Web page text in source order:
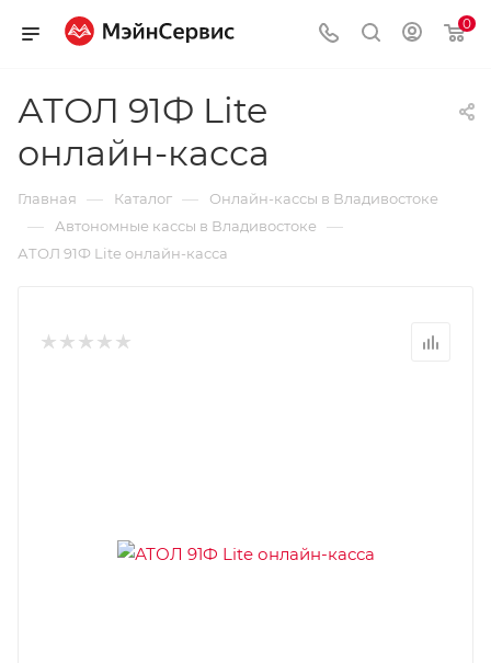
0
АТОЛ 91Ф Lite
онлайн-касса
Главная — Каталог — Онлайн-кассы в Владивостоке
— Автономные кассы в Владивостоке —
АТОЛ 91Ф Lite онлайн-касса